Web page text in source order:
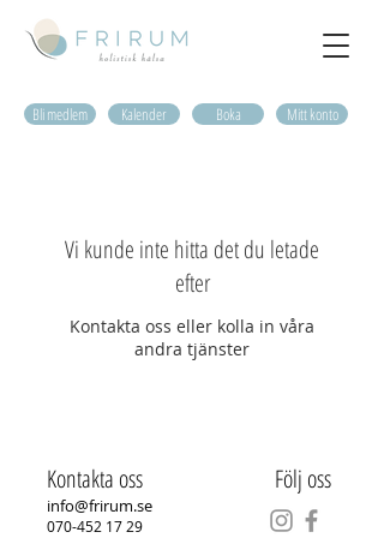
Bli medlem Boka Mitt konto
Kalender
Vi kunde inte hitta det du letade
efter
Kontakta oss eller kolla in våra
andra tjänster
Kontakta oss
info@frirum.se
070-452 17 29
Följ oss